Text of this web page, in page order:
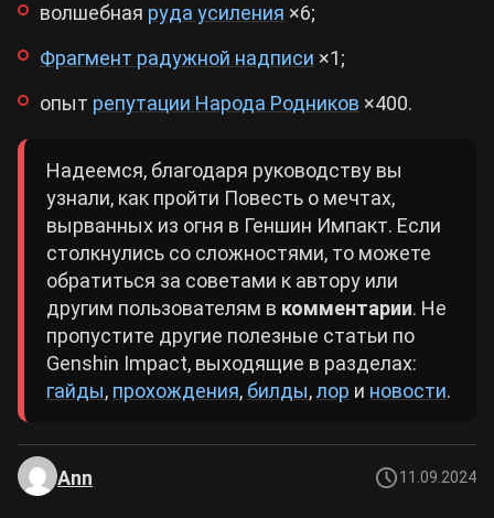
волшебная руда усиления ×6;
Фрагмент радужной надписи ×1;
опыт репутации Народа Родников ×400.
Надеемся, благодаря руководству вы
узнали, как пройти Повесть о мечтах,
вырванных из огня в Геншин Импакт. Если
столкнулись со сложностями, то можете
обратиться за советами к автору или
другим пользователям в комментарии. Не
пропустите другие полезные статьи по
Genshin Impact, выходящие в разделах:
гайды, прохождения, билды,лор и новости.
Ann 11.09.2024